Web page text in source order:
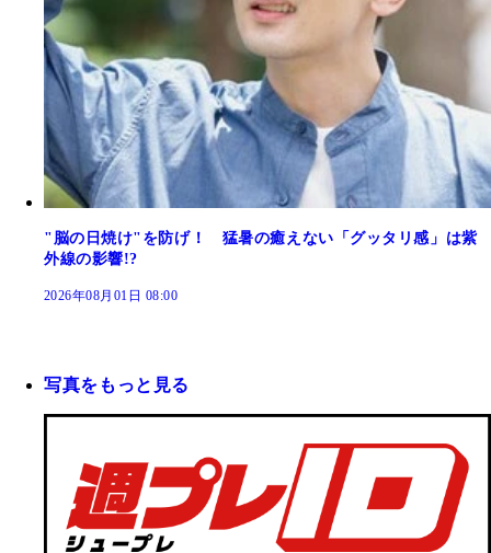
"脳の日焼け"を防げ！ 猛暑の癒えない「グッタリ感」は紫
外線の影響!?
2026年08月01日 08:00
写真をもっと見る